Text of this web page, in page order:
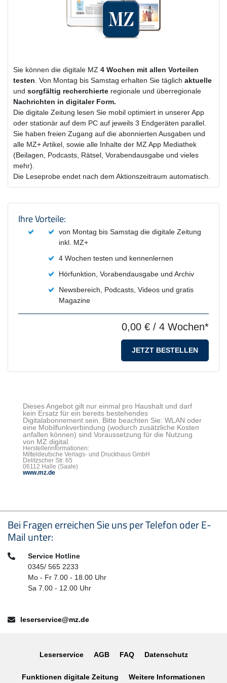
Sie können die digitale MZ 4 Wochen mit allen Vorteilen
testen. Von Montag bis Samstag erhalten Sie täglich aktuelle
und sorgfältig recherchierte regionale und überregionale
Nachrichten in digitaler Form.
Die digitale Zeitung lesen Sie mobil optimiert in unserer App
oder stationär auf dem PC auf jeweils 3 Endgeräten parallel.
Sie haben freien Zugang auf die abonnierten Ausgaben und
alle MZ+ Artikel, sowie alle Inhalte der MZ App Mediathek
(Beilagen, Podcasts, Rätsel, Vorabendausgabe und vieles
mehr).
Die Leseprobe endet nach dem Aktionszeitraum automatisch.
Produktzusammenfassung und
Ihre Vorteile:
von Montag bis Samstag die digitale Zeitung
inkl. MZ+
4 Wochen testen und kennenlernen
Hörfunktion, Vorabendausgabe und Archiv
Newsbereich, Podcasts, Videos und gratis
Magazine
0,00 € / 4 Wochen*
JETZT BESTELLEN
Dieses Angebot gilt nur einmal pro Haushalt und darf
kein Ersatz für ein bereits bestehendes
Digitalabonnement sein. Bitte beachten Sie: WLAN oder
eine Mobilfunkverbindung (wodurch zusätzliche Kosten
anfallen können) sind Voraussetzung für die Nutzung
von MZ digital.
Herstellerinformationen:
Mitteldeutsche Verlags- und Druckhaus GmbH
Delitzscher Str. 65
06112 Halle (Saale)
www.mz.de
Seitenfußbereich
Bei Fragen erreichen Sie uns per Telefon oder E-
Mail unter:
Telefon:Service Hotline
0345/ 565 2233
Mo - Fr 7.00 - 18.00 Uhr
Sa 7.00 - 12.00 Uhr
E-Mail:leserservice@mz.de
Leserservice AGB FAQ Datenschutz
Funktionen digitale Zeitung Weitere Informationen